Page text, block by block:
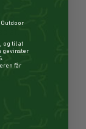
Outdoor
og til at
gevinster
får